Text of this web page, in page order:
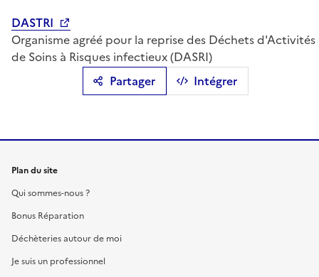
Partager Intégrer
DASTRI
Organisme agréé pour la reprise des Déchets d'Activités
de Soins à Risques infectieux (DASRI)
Plan du site
Qui sommes-nous ?
Bonus Réparation
Déchèteries autour de moi
Je suis un professionnel